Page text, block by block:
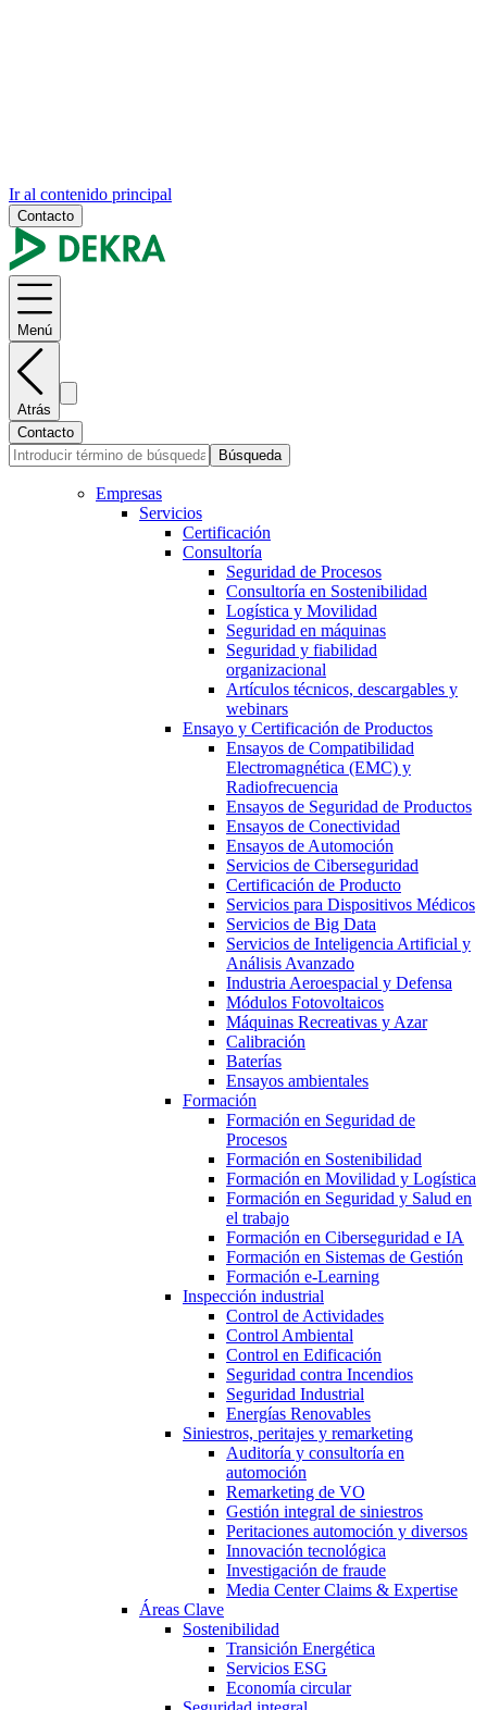
Ir al contenido principal
Contacto
Menú
Atrás
Contacto
Búsqueda
Empresas
Servicios
Certificación
Consultoría
Seguridad de Procesos
Consultoría en Sostenibilidad
Logística y Movilidad
Seguridad en máquinas
Seguridad y fiabilidad
organizacional
Artículos técnicos, descargables y
webinars
Ensayo y Certificación de Productos
Ensayos de Compatibilidad
Electromagnética (EMC) y
Radiofrecuencia
Ensayos de Seguridad de Productos
Ensayos de Conectividad
Ensayos de Automoción
Servicios de Ciberseguridad
Certificación de Producto
Servicios para Dispositivos Médicos
Servicios de Big Data
Servicios de Inteligencia Artificial y
Análisis Avanzado
Industria Aeroespacial y Defensa
Módulos Fotovoltaicos
Máquinas Recreativas y Azar
Calibración
Baterías
Ensayos ambientales
Formación
Formación en Seguridad de
Procesos
Formación en Sostenibilidad
Formación en Movilidad y Logística
Formación en Seguridad y Salud en
el trabajo
Formación en Ciberseguridad e IA
Formación en Sistemas de Gestión
Formación e-Learning
Inspección industrial
Control de Actividades
Control Ambiental
Control en Edificación
Seguridad contra Incendios
Seguridad Industrial
Energías Renovables
Siniestros, peritajes y remarketing
Auditoría y consultoría en
automoción
Remarketing de VO
Gestión integral de siniestros
Peritaciones automoción y diversos
Innovación tecnológica
Investigación de fraude
Media Center Claims & Expertise
Áreas Clave
Sostenibilidad
Transición Energética
Servicios ESG
Economía circular